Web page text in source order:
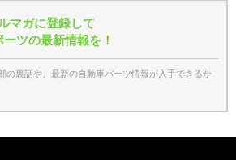
マガに登録して
ツの最新情報を！
の裏話や、最新の自動車パーツ情報が入手できるか